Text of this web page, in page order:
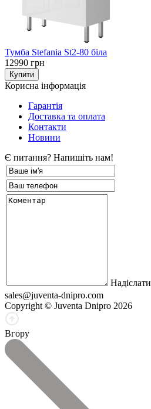
Тумба Stefania St2-80 біла
12990 грн
Корисна інформація
Гарантія
Доставка та оплата
Контакти
Новини
Є питання? Напишіть нам!
Надіслати
sales@juventa-dnipro.com
Copyright © Juventa Dnipro 2026
Вгору